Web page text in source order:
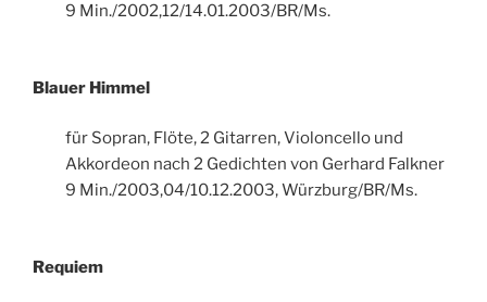
9 Min./2002,12/14.01.2003/BR/Ms.
Blauer Himmel
für Sopran, Flöte, 2 Gitarren, Violoncello und
Akkordeon nach 2 Gedichten von Gerhard Falkner
9 Min./2003,04/10.12.2003, Würzburg/BR/Ms.
Requiem